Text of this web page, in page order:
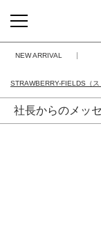
NEW ARRIVAL
STRAWBERRY-FIELDS（
社長からのメッ